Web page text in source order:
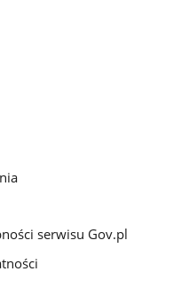
serwisu Gov.pl